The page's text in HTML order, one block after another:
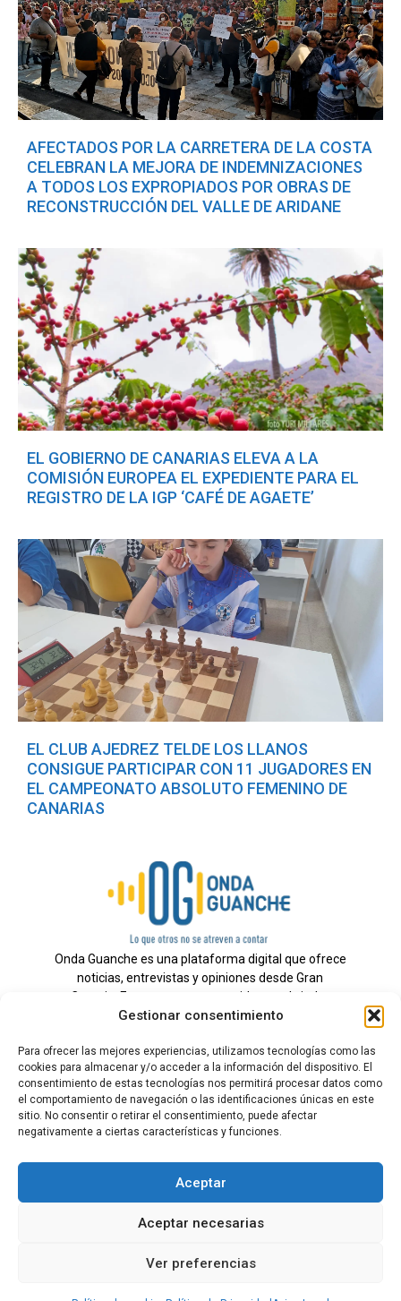
Gestionar consentimiento
Para ofrecer las mejores experiencias, utilizamos tecnologías como las
cookies para almacenar y/o acceder a la información del dispositivo. El
consentimiento de estas tecnologías nos permitirá procesar datos como
el comportamiento de navegación o las identificaciones únicas en este
sitio. No consentir o retirar el consentimiento, puede afectar
negativamente a ciertas características y funciones.
Aceptar
Aceptar necesarias
Ver preferencias
AFECTADOS POR LA CARRETERA DE LA COSTA
CELEBRAN LA MEJORA DE INDEMNIZACIONES
A TODOS LOS EXPROPIADOS POR OBRAS DE
RECONSTRUCCIÓN DEL VALLE DE ARIDANE
EL GOBIERNO DE CANARIAS ELEVA A LA
COMISIÓN EUROPEA EL EXPEDIENTE PARA EL
REGISTRO DE LA IGP ‘CAFÉ DE AGAETE’
EL CLUB AJEDREZ TELDE LOS LLANOS
CONSIGUE PARTICIPAR CON 11 JUGADORES EN
EL CAMPEONATO ABSOLUTO FEMENINO DE
CANARIAS
Onda Guanche es una plataforma digital que ofrece
noticias, entrevistas y opiniones desde Gran
Canaria. Estamos comprometidos con brindar
información veraz y un periodismo independiente a
Todos los derechos reservados.
Radio
Contacto
Aviso Legal